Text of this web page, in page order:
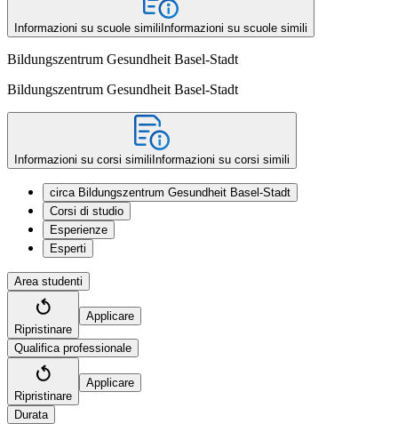
Informazioni su scuole simili Informazioni su scuole simili
Bildungszentrum Gesundheit Basel-Stadt
Bildungszentrum Gesundheit Basel-Stadt
Informazioni su corsi simili Informazioni su corsi simili
circa Bildungszentrum Gesundheit Basel-Stadt
Corsi di studio
Esperienze
Esperti
Area studenti
Ripristinare
Applicare
Qualifica professionale
Ripristinare
Applicare
Durata